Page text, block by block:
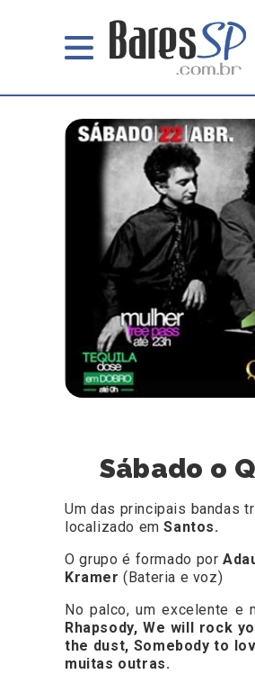
Sábado o
Um das principais bandas
localizado emSantos.
O grupo é formado por
Kramer(Bateria e voz)
No palco, um excelente e
Rhapsody, We will rock
the dust, Somebody to
muitas outras.